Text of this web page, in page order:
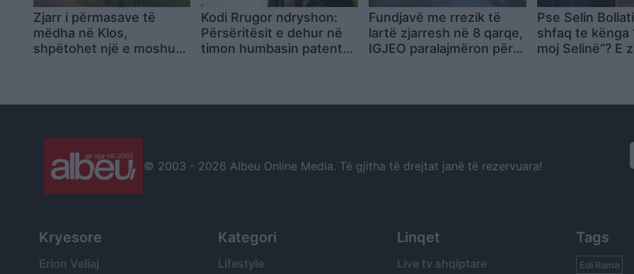
Zjarr i përmasave të
mëdha në Klos,
shpëtohet një e moshuar
Kodi Rrugor ndryshon:
Përsëritësit e dehur në
timon humbasin patentën
Fundjavë me rrezik të
lartë zjarresh në 8 qarqe,
IGJEO paralajmëron për
Pse Selin
shfaq te kënga
moj Selinë”? E
© 2003 - 2026 Albeu Online Media. Të gjitha të drejtat janë të rezervuara!
Kryesore
Erion Veliaj
Kategori
Lifestyle
Linqet
Live tv shqiptare
Tags
Edi Rama